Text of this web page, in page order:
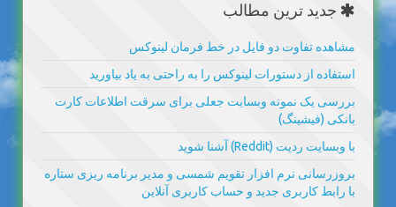
جدید ترین مطالب
مشاهده تفاوت دو فایل در خط فرمان لینوکس
استفاده از دستورات لینوکس را به راحتی به یاد بیاورید
بررسی یک نمونه وبسایت جعلی برای سرقت اطلاعات کارت
بانکی (فیشینگ)
با وبسایت ردیت (Reddit) آشنا شوید
بروزرسانی نرم افزار تقویم شمسی و مدیر برنامه ریزی ستاره
با رابط کاربری جدید و حساب کاربری آنلاین